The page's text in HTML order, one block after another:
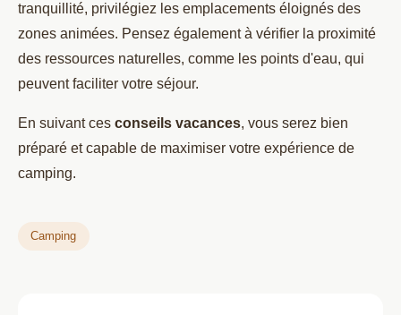
tranquillité, privilégiez les emplacements éloignés des
zones animées. Pensez également à vérifier la proximité
des ressources naturelles, comme les points d'eau, qui
peuvent faciliter votre séjour.
En suivant ces conseils vacances, vous serez bien
préparé et capable de maximiser votre expérience de
camping.
Camping